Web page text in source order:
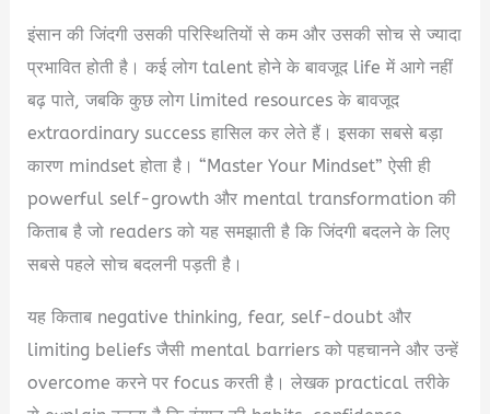
इंसान की जिंदगी उसकी परिस्थितियों से कम और उसकी सोच से ज्यादा
प्रभावित होती है। कई लोग talent होने के बावजूद life में आगे नहीं
बढ़ पाते, जबकि कुछ लोग limited resources के बावजूद
extraordinary success हासिल कर लेते हैं। इसका सबसे बड़ा
कारण mindset होता है। “Master Your Mindset” ऐसी ही
powerful self-growth और mental transformation की
किताब है जो readers को यह समझाती है कि जिंदगी बदलने के लिए
सबसे पहले सोच बदलनी पड़ती है।
यह किताब negative thinking, fear, self-doubt और
limiting beliefs जैसी mental barriers को पहचानने और उन्हें
overcome करने पर focus करती है। लेखक practical तरीके